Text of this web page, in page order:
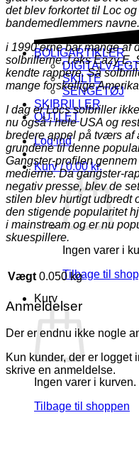
BOLIGARTIKLER
SKILTE
SENGETØJ
SKIBRILLER
OUTLET
Log ind
Kurv /0.00kr.
Ingen varer i
Tilbage til
Kurv
Ingen varer i kurven.
Tilbage til shoppen
det blev forkortet til Loc
bandemedlemmers navne.
i 1990’erne bar mange af
solbrillerne, f.eks Eazy E,
kendte rappere. Så
mange forskellige
I dag er Locs solbriller
nu også i hele USA og
bredere appel på tværs af
grundene til denne
Gangster-profilen
medierne. Da gangster-
negativ presse, blev de
stilen blev hurtigt udbredt
den stigende popularitet
i mainstream og er nu
skuespillere.
Vægt 0.050 kg
Anmeldelser
Der er endnu ikke nogle
Kun kunder, der er logget
skrive en anmeldelse.